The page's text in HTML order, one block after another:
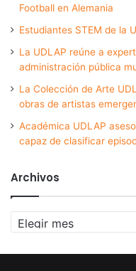
Football en Alemania
Estudiantes STEM de la
La UDLAP reúne a
administración pública
La Colección de Arte
obras de artistas
Académica UDLAP
capaz de clasificar
Archivos
Archivos